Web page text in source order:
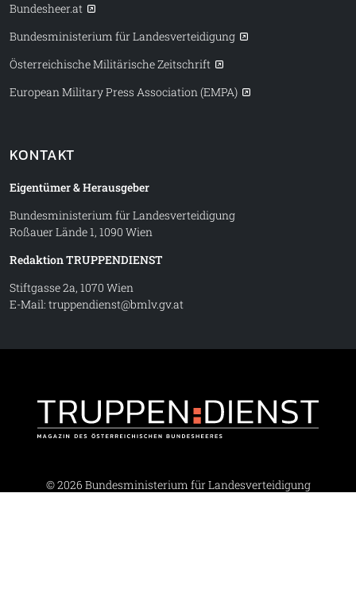
Bundesheer.at
Bundesministerium für Landesverteidigung
Österreichische Militärische Zeitschrift
European Military Press Association (EMPA)
KONTAKT
Eigentümer & Herausgeber
Bundesministerium für Landesverteidigung
Roßauer Lände 1, 1090 Wien
Redaktion TRUPPENDIENST
Stiftgasse 2a, 1070 Wien
E-Mail: truppendienst@bmlv.gv.at
© 2026 Bundesministerium für Landesverteidigung